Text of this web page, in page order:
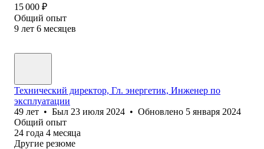
15 000 ₽
Общий опыт
9 лет 6 месяцев
Технический директор, Гл. энергетик, Инженер по
эксплуатации
49 лет • Был 23 июля 2024 • Обновлено 5 января 2024
Общий опыт
24 года 4 месяца
Другие резюме